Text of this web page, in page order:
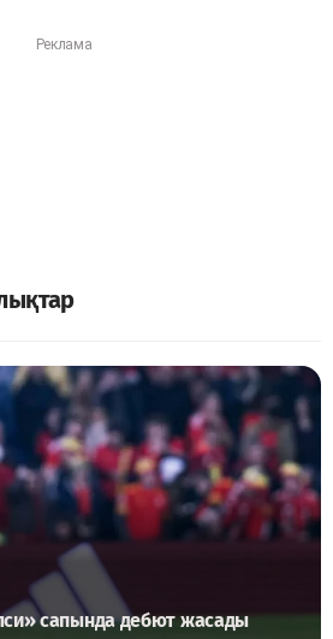
сапында дебют жасады